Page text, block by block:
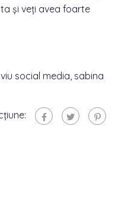
și veți avea foarte
social media, sabina